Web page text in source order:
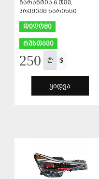
გარანტია 6 თვე,
პრემიუმ ხარიხსი
დიღომი
რუსთავი
250 $
ᲧᲘᲓᲕᲐ